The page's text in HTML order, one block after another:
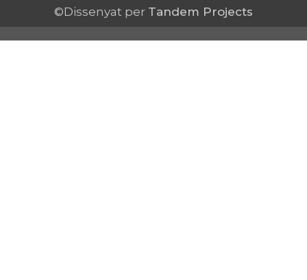
©Dissenyat per Tandem Projects